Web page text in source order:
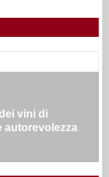
vini di
autorevolezza